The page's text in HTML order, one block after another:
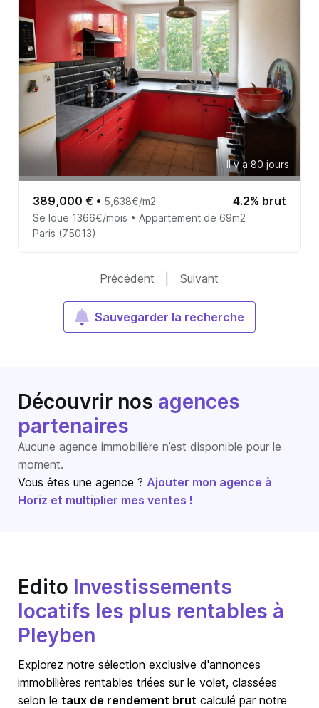
Il y a 80 jours
389,000 € • 5,638€/m2 4.2% brut
Se loue 1366€/mois • Appartement de 69m2
Paris (75013)
Précédent Suivant
Sauvegarder la recherche
Découvrir nos agences
partenaires
Aucune agence immobilière n’est disponible pour le
moment.
Vous êtes une agence ? Ajouter mon agence à
Horiz et multiplier mes ventes !
Edito Investissements
locatifs les plus rentables à
Pleyben
Explorez notre sélection exclusive d'annonces
immobilières rentables triées sur le volet, classées
selon le taux de rendement brut calculé par notre